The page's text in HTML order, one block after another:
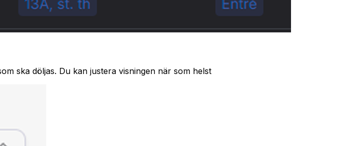
ska döljas. Du kan justera visningen när som helst